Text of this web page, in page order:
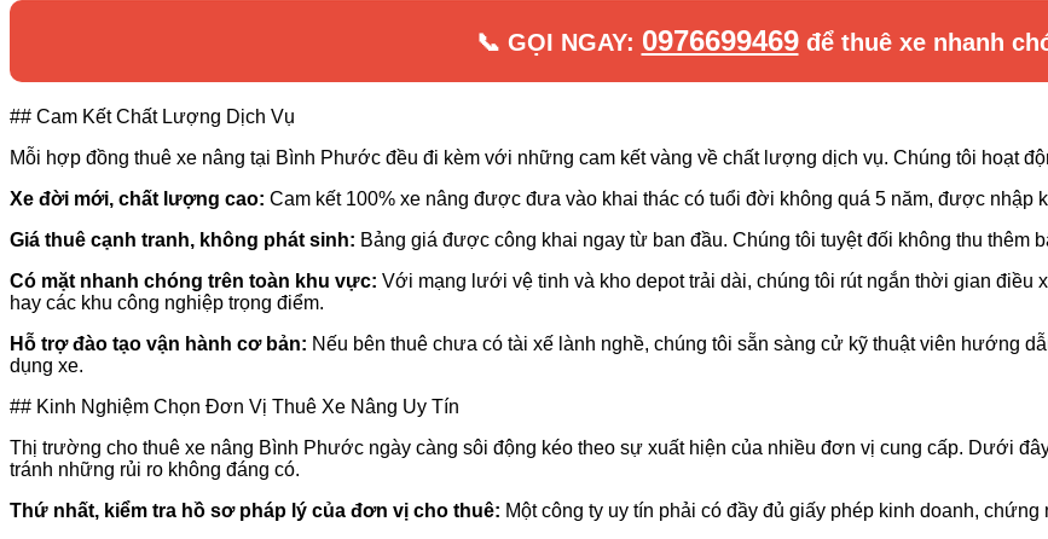
📞 GỌI NGAY: 0976699469để thuê xe nhanh
## Cam Kết Chất Lượng Dịch Vụ
Mỗi hợp đồng thuê xe nâng tại Bình Phước đều đi kèm với những cam kết vàng về chất lượng dịch vụ. Chúng tôi hoạt
Xe đời mới, chất lượng cao: Cam kết 100% xe nâng được đưa vào khai thác có tuổi đời không quá 5 năm, được nhập
Giá thuê cạnh tranh, không phát sinh: Bảng giá được công khai ngay từ ban đầu. Chúng tôi tuyệt đối không thu thêm
Có mặt nhanh chóng trên toàn khu vực: Với mạng lưới vệ tinh và kho depot trải dài, chúng tôi rút ngắn thời gian
hay các khu công nghiệp trọng điểm.
Hỗ trợ đào tạo vận hành cơ bản: Nếu bên thuê chưa có tài xế lành nghề, chúng tôi sẵn sàng cử kỹ thuật viên hướng
dụng xe.
## Kinh Nghiệm Chọn Đơn Vị Thuê Xe Nâng Uy Tín
Thị trường cho thuê xe nâng Bình Phước ngày càng sôi động kéo theo sự xuất hiện của nhiều đơn vị cung cấp. Dưới
tránh những rủi ro không đáng có.
Thứ nhất, kiểm tra hồ sơ pháp lý của đơn vị cho thuê: Một công ty uy tín phải có đầy đủ giấy phép kinh doanh,